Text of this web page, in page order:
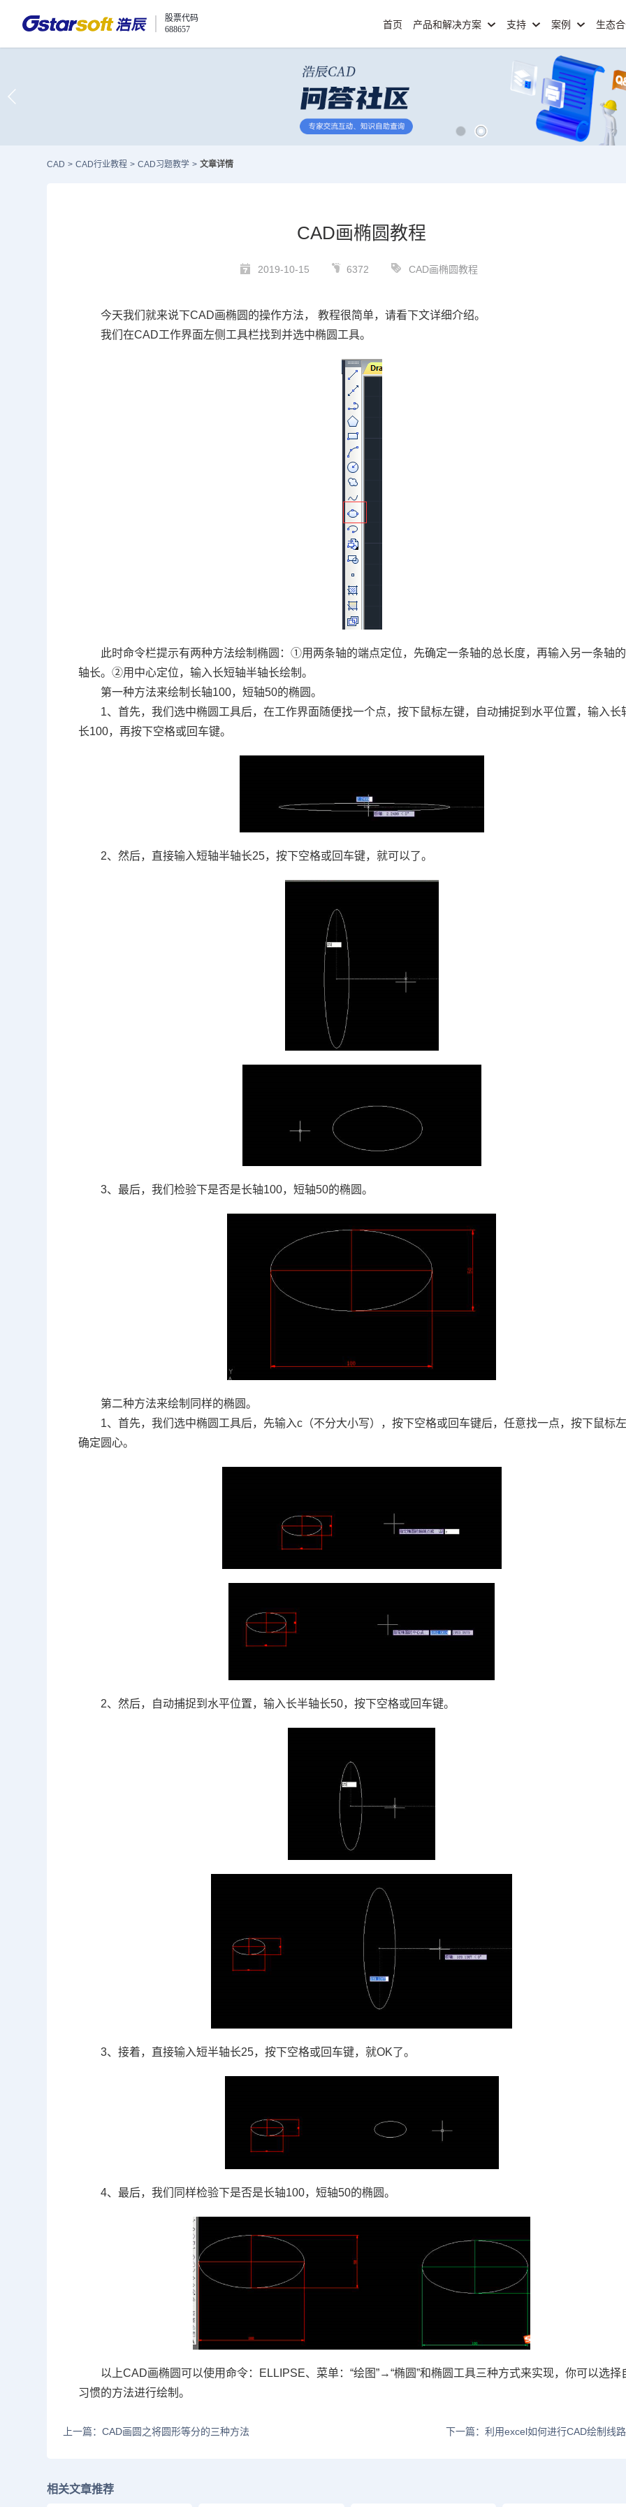
股票代码
688657
首页 产品和解决方案 支持 案例 生态
CAD > CAD行业教程 > CAD习题教学 > 文章详情
CAD画椭圆教程
2019-10-15 6372 CAD画椭圆教程
今天我们就来说下CAD画椭圆的操作方法， 教程很简单，请看下文详细介绍。
我们在CAD工作界面左侧工具栏找到并选中椭圆工具。
此时命令栏提示有两种方法绘制椭圆：①用两条轴的端点定位，先确定一条轴的总长度，再输入另一条轴
轴长。②用中心定位，输入长短轴半轴长绘制。
第一种方法来绘制长轴100，短轴50的椭圆。
1、首先，我们选中椭圆工具后，在工作界面随便找一个点，按下鼠标左键，自动捕捉到水平位置，输入长
长100，再按下空格或回车键。
2、然后，直接输入短轴半轴长25，按下空格或回车键，就可以了。
3、最后，我们检验下是否是长轴100，短轴50的椭圆。
第二种方法来绘制同样的椭圆。
1、首先，我们选中椭圆工具后，先输入c （不分大小写），按下空格或回车键后，任意找一点，按下鼠标
确定圆心。
2、然后，自动捕捉到水平位置，输入长半轴长50，按下空格或回车键。
3、接着，直接输入短半轴长25，按下空格或回车键，就OK了。
4、最后，我们同样检验下是否是长轴100，短轴50的椭圆。
以上CAD画椭圆可以使用命令： ELLIPSE、菜单：“绘图”→“椭圆”和椭圆工具三种方式来实现，你可以选择
习惯的方法进行绘制。
上一篇：CAD画圆之将圆形等分的三种方法 下一篇：利用excel如何进行CAD绘制线
相关文章推荐